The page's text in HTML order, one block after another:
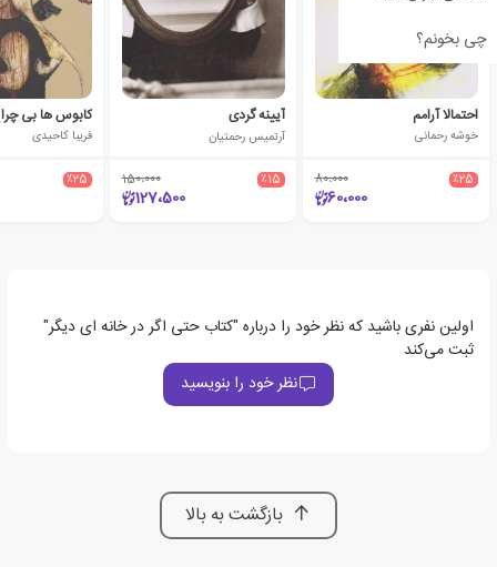
چی بخونم؟
احتمالا آرامم
خوشه رحمانی
٪25 80،000
60،000
آیینه گردی
آرتمیس رحمتیان
٪15 150،000
127،500
کابوس ها بی
فریبا کاحیدی
٪25
اولین نفری باشید که نظر خود را درباره "کتاب حتی اگر در خانه ای دیگر"
ثبت می‌کند
نظر خود را بنویسید
بازگشت به بالا